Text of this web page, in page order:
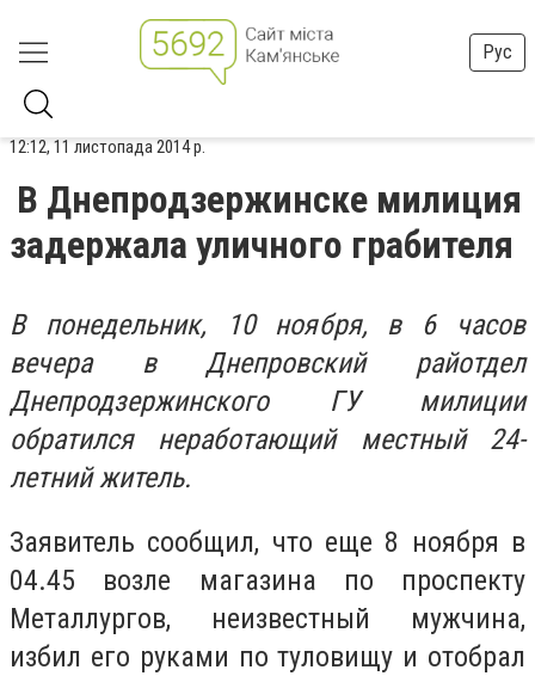
Рус
12:12, 11 листопада 2014 р.
В Днепродзержинске милиция
задержала уличного грабителя
В понедельник, 10 ноября, в 6 часов
вечера в Днепровский райотдел
Днепродзержинского ГУ милиции
обратился неработающий местный 24-
летний житель.
Заявитель сообщил, что еще 8 ноября в
04.45 возле магазина по проспекту
Металлургов, неизвестный мужчина,
избил его руками по туловищу и отобрал